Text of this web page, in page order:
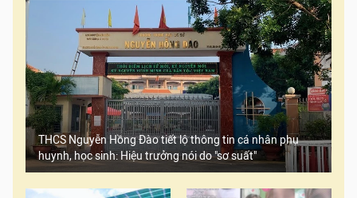
THCS Nguyễn Hồng Đào tiết lộ thông tin cá nhân phụ
huynh, học sinh: Hiệu trưởng nói do "sơ suất"